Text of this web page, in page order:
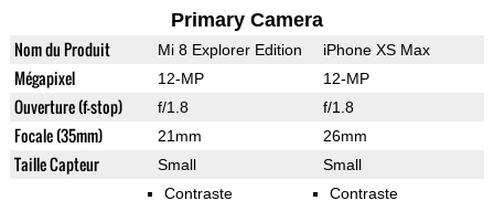
Primary Camera
Nom du Produit Mi 8 Explorer Edition iPhone XS Max
Mégapixel 12-MP 12-MP
Ouverture (f-stop) f/1.8 f/1.8
Focale (35mm) 21mm 26mm
Taille Capteur Small Small
Contraste Contraste